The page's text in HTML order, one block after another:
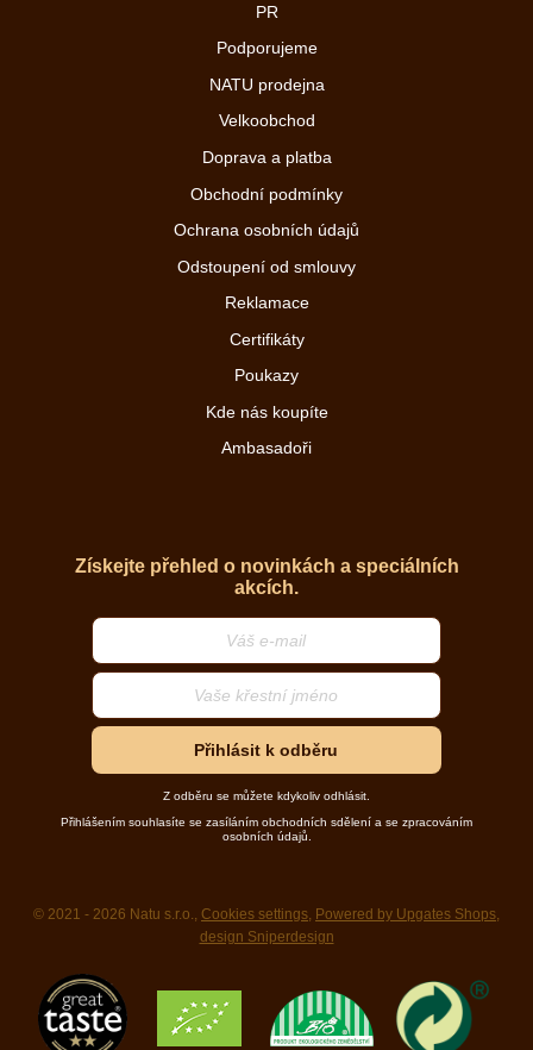
PR
Podporujeme
NATU prodejna
Velkoobchod
Doprava a platba
Obchodní podmínky
Ochrana osobních údajů
Odstoupení od smlouvy
Reklamace
Certifikáty
Poukazy
Kde nás koupíte
Ambasadoři
Získejte přehled o novinkách a speciálních
akcích.
Přihlásit k odběru
Z odběru se můžete kdykoliv odhlásit.
Přihlášením souhlasíte se zasíláním obchodních sdělení a se zpracováním
osobních údajů.
© 2021 - 2026 Natu s.r.o., Cookies settings, Powered by Upgates Shops,
design Sniperdesign